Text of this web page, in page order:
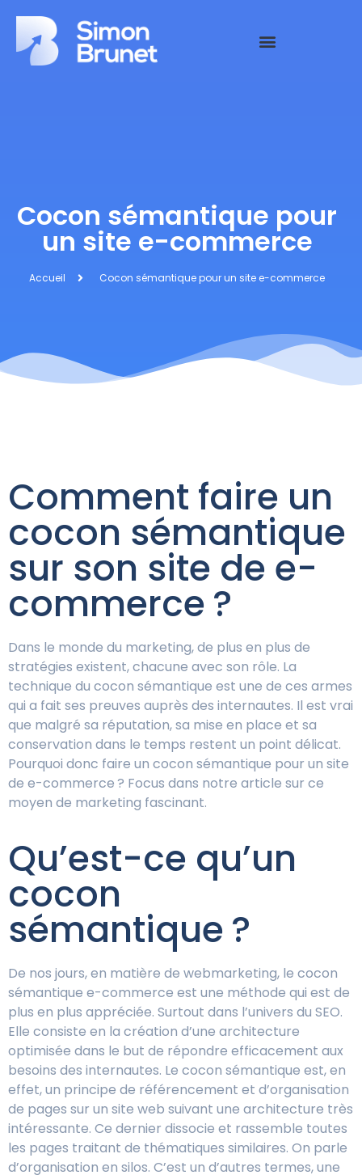
Cocon sémantique pour
un site e-commerce
Accueil Cocon sémantique pour un site e-commerce
Comment faire un
cocon sémantique
sur son site de e-
commerce ?
Dans le monde du marketing, de plus en plus de
stratégies existent, chacune avec son rôle. La
technique du cocon sémantique est une de ces armes
qui a fait ses preuves auprès des internautes. Il est vrai
que malgré sa réputation, sa mise en place et sa
conservation dans le temps restent un point délicat.
Pourquoi donc faire un cocon sémantique pour un site
de e-commerce ? Focus dans notre article sur ce
moyen de marketing fascinant.
Qu’est-ce qu’un
cocon
sémantique ?
De nos jours, en matière de webmarketing, le cocon
sémantique e-commerce est une méthode qui est de
plus en plus appréciée. Surtout dans l’univers du SEO.
Elle consiste en la création d’une architecture
optimisée dans le but de répondre efficacement aux
besoins des internautes. Le cocon sémantique est, en
effet, un principe de référencement et d’organisation
de pages sur un site web suivant une architecture très
intéressante. Ce dernier dissocie et rassemble toutes
les pages traitant de thématiques similaires. On parle
d’organisation en silos. C’est un d’autres termes, une